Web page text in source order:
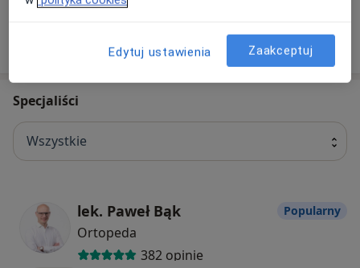
W jaki sposób ustalane są ceny?
Specjaliści
Wszystkie
lek. Paweł Bąk
Ortopeda
382 opinie
Popularny
Edytuj ustawienia Zaakceptuj